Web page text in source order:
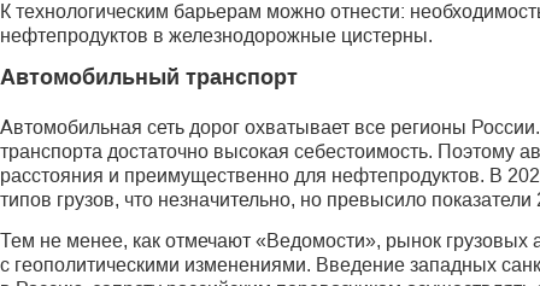
К технологическим барьерам можно отнести:
нефтепродуктов в железнодорожные цистерны.
Автомобильный транспорт
Автомобильная сеть дорог охватывает все регионы
транспорта достаточно высокая себестоимость. Поэтому
расстояния и преимущественно для нефтепродуктов. В
типов грузов, что незначительно, но превысило показатели
Тем не менее, как отмечают «Ведомости», рынок
с геополитическими изменениями. Введение западных